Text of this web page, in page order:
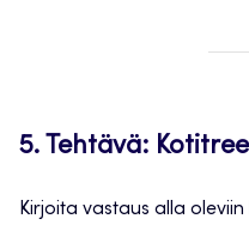
5. Tehtävä:
Kirjoita vastaus alla oleviin